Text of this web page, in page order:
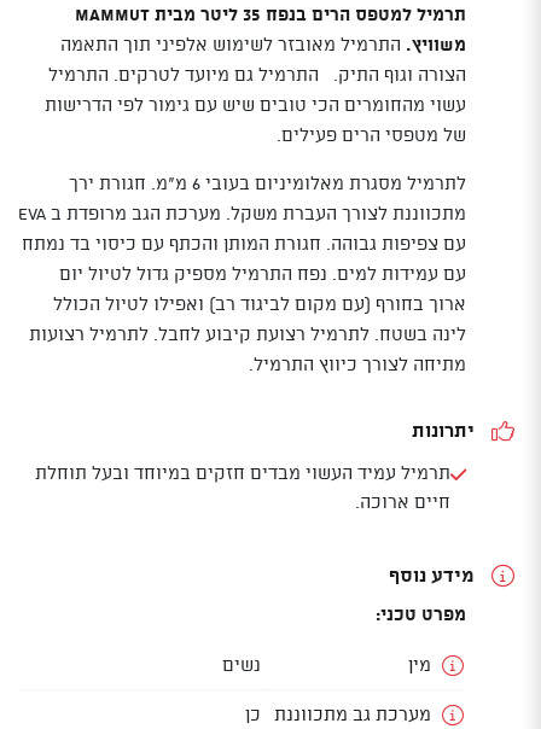
תרמיל למטפס הרים בנפח 35 ליטר מבית MAMMUT
משוויץ. התרמיל מאובזר לשימוש אלפיני תוך התאמה
הצורה וגוף התיק. התרמיל גם מיועד לטרקים. התרמיל
עשוי מהחומרים הכי טובים שיש עם גימור לפי הדרישות
של מטפסי הרים פעילים.
לתרמיל מסגרת מאלומיניום בעובי 6 מ"מ. חגורת ירך
מתכווננת לצורך העברת משקל. מערכת הגב מרופדת ב EVA
עם צפיפות גבוהה. חגורת המותן והכתף עם כיסוי בד נמתח
עם עמידות למים. נפח התרמיל מספיק גדול לטיול יום
ארוך בחורף (עם מקום לביגוד רב) ואפילו לטיול הכולל
לינה בשטח. לתרמיל רצועת קיבוע לחבל. לתרמיל רצועות
מתיחה לצורך כיווץ התרמיל.
יתרונות
תרמיל עמיד העשוי מבדים חזקים במיוחד ובעל תוחלת
חיים ארוכה.
מידע נוסף
מפרט טכני:
מין נשים
מערכת גב מתכווננת כן